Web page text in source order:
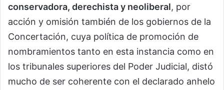
conservadora, derechista y neoliberal, por
acción y omisión también de los gobiernos de la
Concertación, cuya política de promoción de
nombramientos tanto en esta instancia como en
los tribunales superiores del Poder Judicial, distó
mucho de ser coherente con el declarado anhelo